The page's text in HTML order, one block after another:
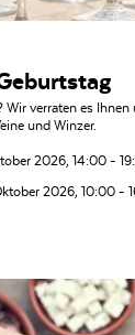
Wir verraten es
und Winzer.
2026, 14:00 -
2026, 10:00 -